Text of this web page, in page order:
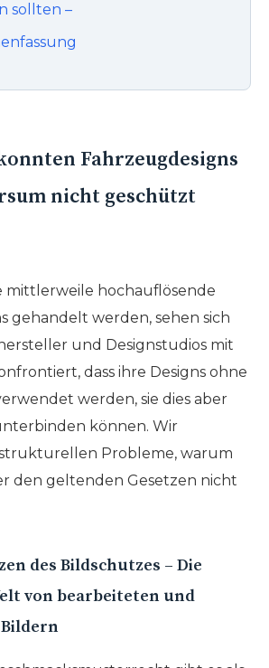
sollten –
Fahrzeugdesigns
nicht geschützt
mittlerweile hochauflösende
gehandelt werden, sehen sich
und Designstudios mit
dass ihre Designs ohne
werden, sie dies aber
können. Wir
Probleme, warum
den geltenden Gesetzen nicht
des Bildschutzes – Die
von bearbeiteten und